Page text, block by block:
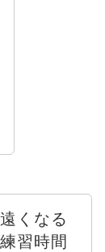
くなる
習時間